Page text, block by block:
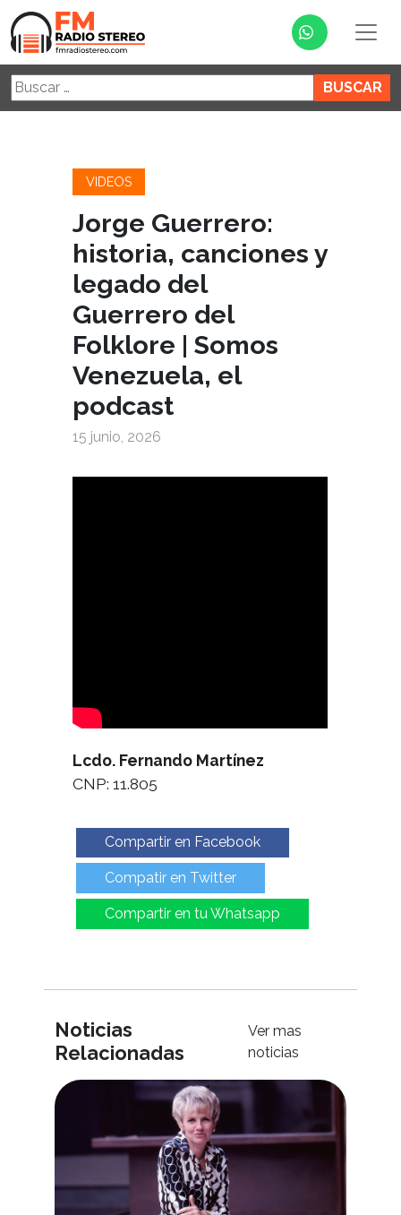
Buscar:
VIDEOS
Jorge Guerrero:
historia, canciones y
legado del
Guerrero del
Folklore | Somos
Venezuela, el
podcast
15 junio, 2026
Lcdo. Fernando Martínez
CNP: 11.805
Compartir en Facebook
Compatir en Twitter
Compartir en tu Whatsapp
Noticias
Relacionadas
Ver mas
noticias